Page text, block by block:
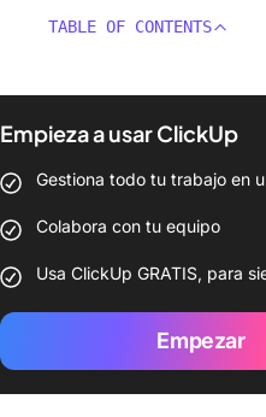
TABLE OF CONTENTS
Empieza a usar ClickUp
Gestiona todo tu trabajo en
Colabora con tu equipo
Usa ClickUp GRATIS, para
Empezar